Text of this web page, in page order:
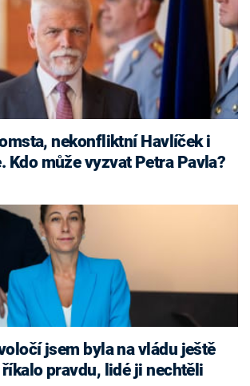
Kdo může vyzvat Petra Pavla?
jsem byla na vládu ještě
říkalo pravdu, lidé ji nechtěli